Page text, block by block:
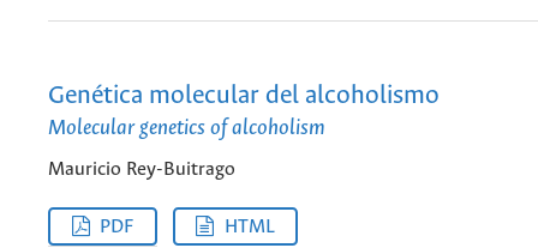
Genética molecular del alcoholismo
Molecular genetics of alcoholism
Mauricio Rey-Buitrago
PDF HTML